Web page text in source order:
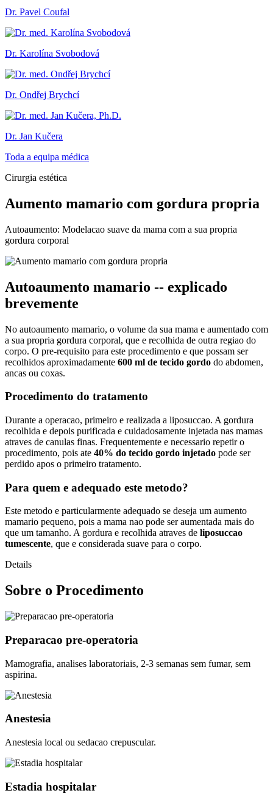
Dr. Pavel Coufal
Dr. Karolína Svobodová
Dr. Ondřej Brychcí
Dr. Jan Kučera
Toda a equipa médica
Cirurgia estética
Aumento mamario com gordura propria
Autoaumento: Modelacao suave da mama com a sua propria
gordura corporal
Autoaumento mamario -- explicado
brevemente
No autoaumento mamario, o volume da sua mama e aumentado com
a sua propria gordura corporal, que e recolhida de outra regiao do
corpo. O pre-requisito para este procedimento e que possam ser
recolhidos aproximadamente 600 ml de tecido gordo do abdomen,
ancas ou coxas.
Procedimento do tratamento
Durante a operacao, primeiro e realizada a liposuccao. A gordura
recolhida e depois purificada e cuidadosamente injetada nas mamas
atraves de canulas finas. Frequentemente e necessario repetir o
procedimento, pois ate 40% do tecido gordo injetado pode ser
perdido apos o primeiro tratamento.
Para quem e adequado este metodo?
Este metodo e particularmente adequado se deseja um aumento
mamario pequeno, pois a mama nao pode ser aumentada mais do
que um tamanho. A gordura e recolhida atraves de liposuccao
tumescente, que e considerada suave para o corpo.
Details
Sobre o Procedimento
Preparacao pre-operatoria
Mamografia, analises laboratoriais, 2-3 semanas sem fumar, sem
aspirina.
Anestesia
Anestesia local ou sedacao crepuscular.
Estadia hospitalar